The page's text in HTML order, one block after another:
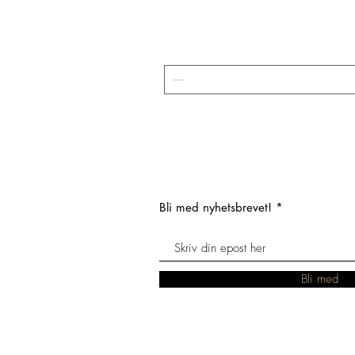
Bli med nyhetsbrevet!
Bli med